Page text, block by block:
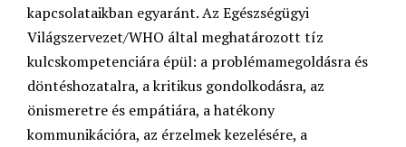
kapcsolataikban egyaránt. Az Egészségügyi
Világszervezet/WHO által meghatározott tíz
kulcskompetenciára épül: a problémamegoldásra és
döntéshozatalra, a kritikus gondolkodásra, az
önismeretre és empátiára, a hatékony
kommunikációra, az érzelmek kezelésére, a